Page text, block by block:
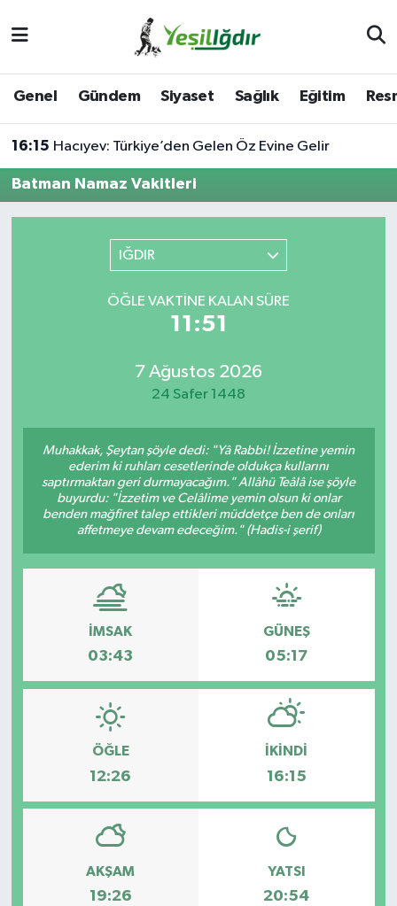
Genel Gündem Siyaset Sağlık Eğitim
16:15 Hacıyev: Türkiye’den Gelen Öz Evine Gelir
Batman Namaz Vakitleri
IĞDIR
ÖĞLE VAKTINE KALAN SÜRE
11:51
7 Ağustos 2026
24 Safer 1448
Muhakkak, Şeytan şöyle dedi: "Yâ Rabbi! İzzetine yemin
ederim ki ruhları cesetlerinde oldukça kullarını
saptırmaktan geri durmayacağım." Allâhü Teâlâ ise şöyle
buyurdu: "İzzetim ve Celâlime yemin olsun ki onlar
benden mağfiret talep ettikleri müddetçe ben de onları
affetmeye devam edeceğim." (Hadis-i şerif)
İMSAK
03:43
GÜNEŞ
05:17
ÖĞLE
12:26
İKINDI
16:15
AKŞAM
19:26
YATSI
20:54
İğdir Namaz Vakitleri
Iğdır Trafik Yoğunluk Haritası
Süper Lig Puan Durumu ve Fikstür
Tüm Manşetler